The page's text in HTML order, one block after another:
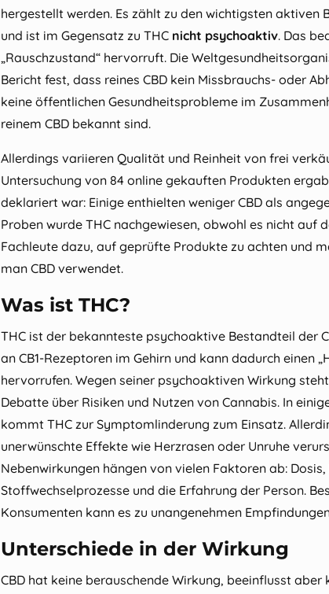
hergestellt werden. Es zählt zu den wichtigsten aktiven
und ist im Gegensatz zu THC nicht psychoaktiv. Das
„Rauschzustand“ hervorruft. Die
Bericht fest, dass reines CBD kein Missbrauchs- oder
keine öffentlichen Gesundheitsprobleme im
reinem CBD bekannt sind.
Allerdings variieren Qualität und Reinheit von frei
Untersuchung von 84 online gekauften Produkten
deklariert war: Einige enthielten weniger CBD als
Proben wurde THC nachgewiesen, obwohl es nicht auf
Fachleute dazu, auf geprüfte Produkte zu achten und
man CBD verwendet.
Was ist THC?
THC ist der bekannteste psychoaktive Bestandteil der
an CB1‑Rezeptoren im Gehirn und kann dadurch einen
hervorrufen. Wegen seiner psychoaktiven Wirkung
Debatte über Risiken und Nutzen von Cannabis. In
kommt THC zur Symptomlinderung zum Einsatz.
unerwünschte Effekte wie Herzrasen oder Unruhe
Nebenwirkungen hängen von vielen Faktoren ab:
Stoffwechselprozesse und die Erfahrung der Person.
Konsumenten kann es zu unangenehmen
Unterschiede in der Wirkung
CBD hat keine berauschende Wirkung, beeinflusst aber